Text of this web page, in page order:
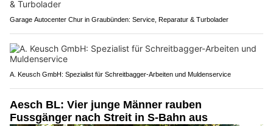
Garage Autocenter Chur in Graubünden: Service, Reparatur & Turbolader
A. Keusch GmbH: Spezialist für Schreitbagger-Arbeiten und Muldenservice
Aesch BL: Vier junge Männer rauben
Fussgänger nach Streit in S-Bahn aus